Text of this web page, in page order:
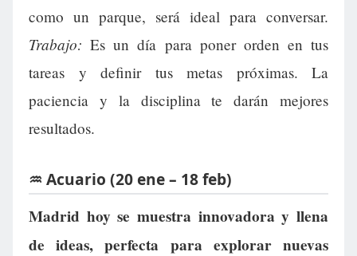
como un parque, será ideal para conversar.
Trabajo: Es un día para poner orden en tus
tareas y definir tus metas próximas. La
paciencia y la disciplina te darán mejores
resultados.
♒ Acuario (20 ene – 18 feb)
Madrid hoy se muestra innovadora y llena
de ideas, perfecta para explorar nuevas